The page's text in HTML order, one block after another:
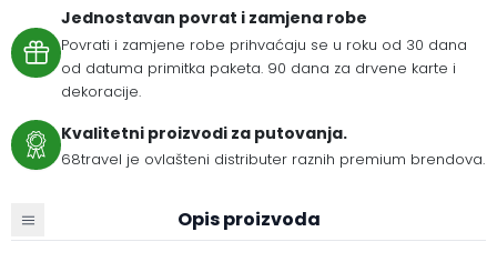
Jednostavan povrat i zamjena robe
Povrati i zamjene robe prihvaćaju se u roku od 30 dana
od datuma primitka paketa. 90 dana za drvene karte i
dekoracije.
Kvalitetni proizvodi za putovanja.
68travel je ovlašteni distributer raznih premium brendova.
Opis proizvoda